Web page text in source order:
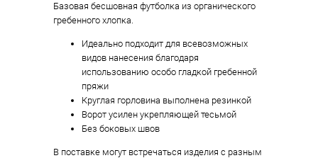
Базовая бесшовная футболка из органического
гребенного хлопка.
Идеально подходит для всевозможных
видов нанесения благодаря
использованию особо гладкой гребенной
пряжи
Круглая горловина выполнена резинкой
Ворот усилен укрепляющей тесьмой
Без боковых швов
В поставке могут встречаться изделия с разным